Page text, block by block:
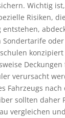
Wichtig
Risiken,
Sondertarife
verursacht
Fahrzeugs
sollten daher
vergleichen